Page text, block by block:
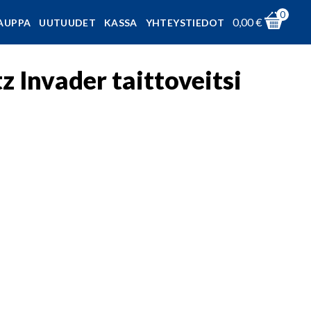
UUTUUDET KASSA YHTEYSTIEDOT 0,00€
0
Invader taittoveitsi